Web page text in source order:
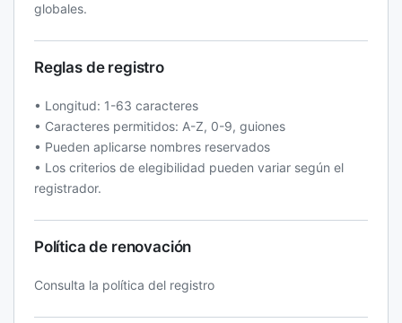
globales.
Reglas de registro
• Longitud: 1-63 caracteres
• Caracteres permitidos: A-Z, 0-9, guiones
• Pueden aplicarse nombres reservados
• Los criterios de elegibilidad pueden variar según el
registrador.
Política de renovación
Consulta la política del registro